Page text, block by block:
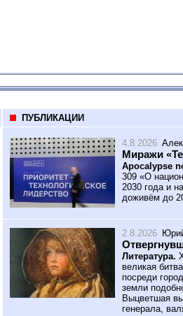
ПУБЛИКАЦИИ
4.8.2026
Миражи
Apocalypse
309 «О
2030 года и
доживём до
2.8.2026
Литература.
великая
посреди
земли
Выцветшая
генерала,